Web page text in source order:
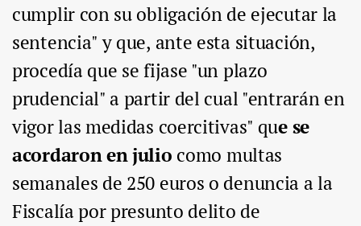
cumplir con su obligación de ejecutar la
sentencia" y que, ante esta situación,
procedía que se fijase "un plazo
prudencial" a partir del cual "entrarán en
vigor las medidas coercitivas" que se
acordaron en julio como multas
semanales de 250 euros o denuncia a la
Fiscalía por presunto delito de